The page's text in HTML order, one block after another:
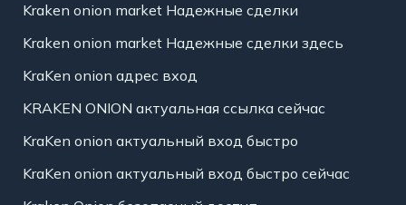
Kraken onion market Надежные сделки
Kraken onion market Надежные сделки здесь
KraKen onion адрес вход
KRAKEN ONION актуальная ссылка сейчас
KraKen onion актуальный вход быстро
KraKen onion актуальный вход быстро сейчас